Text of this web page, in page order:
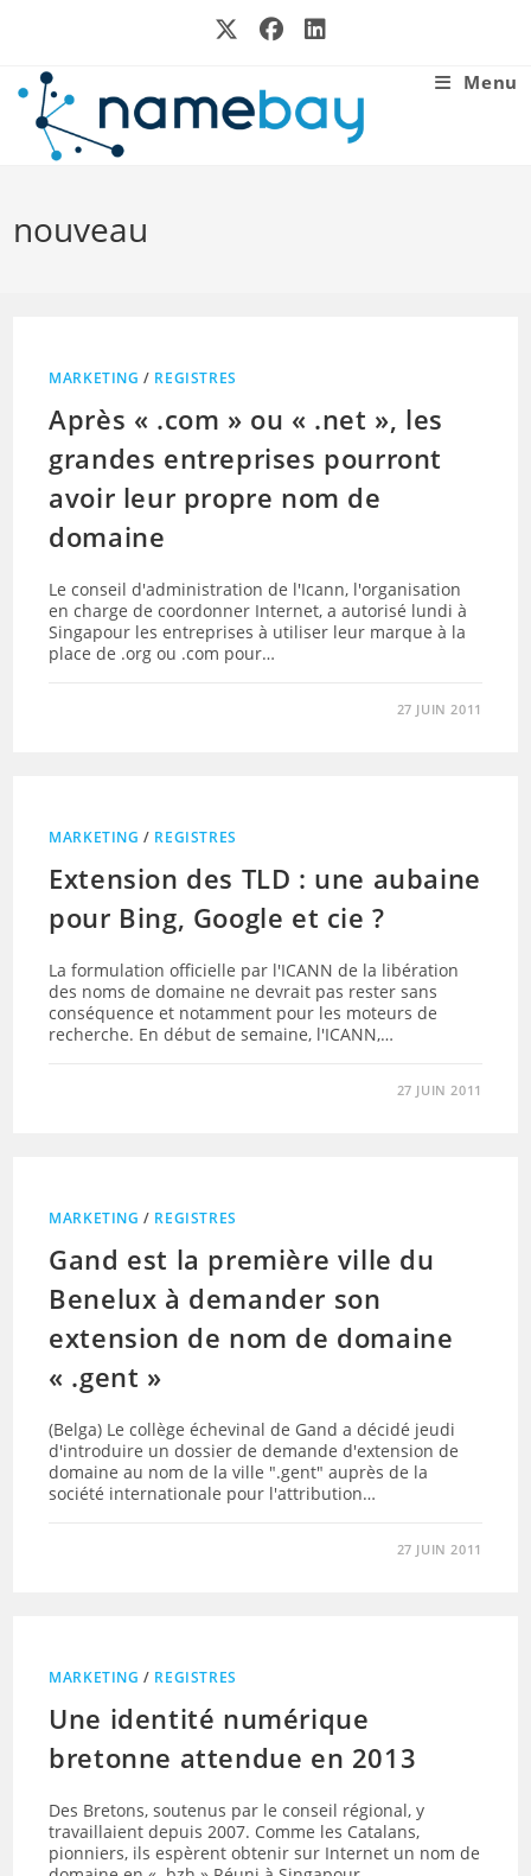
Menu
nouveau
MARKETING / REGISTRES
Après « .com » ou « .net », les
grandes entreprises pourront
avoir leur propre nom de
domaine
Le conseil d'administration de l'Icann, l'organisation
en charge de coordonner Internet, a autorisé lundi à
Singapour les entreprises à utiliser leur marque à la
place de .org ou .com pour…
27 JUIN 2011
MARKETING / REGISTRES
Extension des TLD : une aubaine
pour Bing, Google et cie ?
La formulation officielle par l'ICANN de la libération
des noms de domaine ne devrait pas rester sans
conséquence et notamment pour les moteurs de
recherche. En début de semaine, l'ICANN,…
27 JUIN 2011
MARKETING / REGISTRES
Gand est la première ville du
Benelux à demander son
extension de nom de domaine
« .gent »
(Belga) Le collège échevinal de Gand a décidé jeudi
d'introduire un dossier de demande d'extension de
domaine au nom de la ville ".gent" auprès de la
société internationale pour l'attribution…
27 JUIN 2011
MARKETING / REGISTRES
Une identité numérique
bretonne attendue en 2013
Des Bretons, soutenus par le conseil régional, y
travaillaient depuis 2007. Comme les Catalans,
pionniers, ils espèrent obtenir sur Internet un nom de